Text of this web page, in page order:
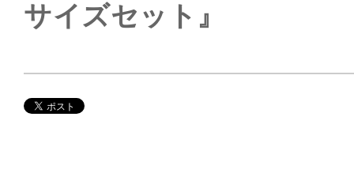
サイズセット』